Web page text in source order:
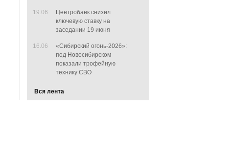
19.06
Центробанк снизил
ключевую ставку на
заседании 19 июня
16.06
«Сибирский огонь-2026»:
под Новосибирском
показали трофейную
технику СВО
Вся лента